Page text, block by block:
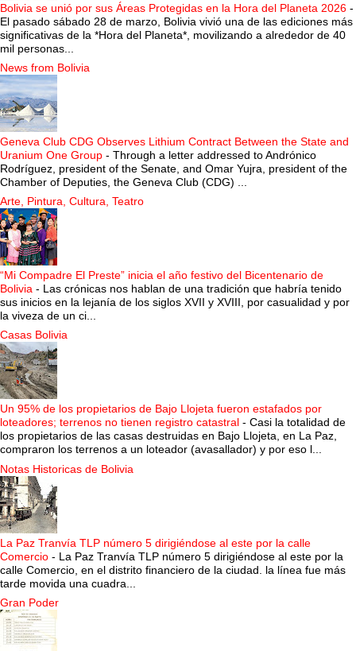
Bolivia se unió por sus Áreas Protegidas en la Hora del Planeta 2026 -
El pasado sábado 28 de marzo, Bolivia vivió una de las ediciones más
significativas de la *Hora del Planeta*, movilizando a alrededor de 40
mil personas...
News from Bolivia
Geneva Club CDG Observes Lithium Contract Between the State and
Uranium One Group - Through a letter addressed to Andrónico
Rodríguez, president of the Senate, and Omar Yujra, president of the
Chamber of Deputies, the Geneva Club (CDG) ...
Arte, Pintura, Cultura, Teatro
“Mi Compadre El Preste” inicia el año festivo del Bicentenario de
Bolivia - Las crónicas nos hablan de una tradición que habría tenido
sus inicios en la lejanía de los siglos XVII y XVIII, por casualidad y por
la viveza de un ci...
Casas Bolivia
Un 95% de los propietarios de Bajo Llojeta fueron estafados por
loteadores; terrenos no tienen registro catastral - Casi la totalidad de
los propietarios de las casas destruidas en Bajo Llojeta, en La Paz,
compraron los terrenos a un loteador (avasallador) y por eso l...
Notas Historicas de Bolivia
La Paz Tranvía TLP número 5 dirigiéndose al este por la calle
Comercio - La Paz Tranvía TLP número 5 dirigiéndose al este por la
calle Comercio, en el distrito financiero de la ciudad. la línea fue más
tarde movida una cuadra...
Gran Poder